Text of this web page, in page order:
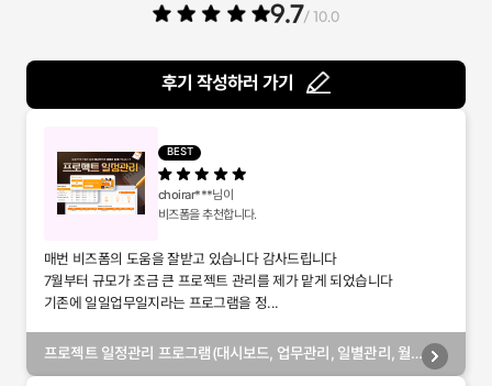
9.7/ 10.0
후기 작성하러 가기
BEST
choirar***님이
비즈폼을 추천합니다.
매번 비즈폼의 도움을 잘받고 있습니다 감사드립니다
7월부터 규모가 조금 큰 프로젝트 관리를 제가 맡게 되었습니다
기존에 일일업무일지라는 프로그램을 정...
프로젝트 일정관리 프로그램(대시보드, 업무관리, 일별관리, 월